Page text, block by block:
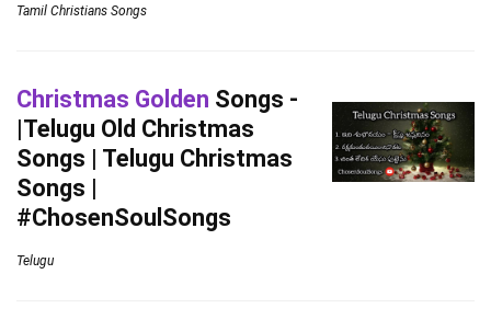
Tamil Christians Songs
Christmas Golden Songs -
|Telugu Old Christmas
Songs | Telugu Christmas
Songs |
#ChosenSoulSongs
Telugu